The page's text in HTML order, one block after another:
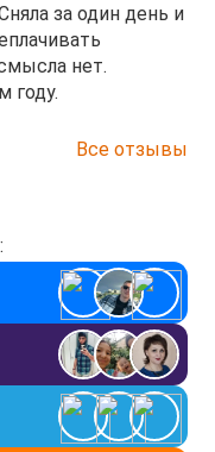
за один день и
нет.
году.
Все отзывы